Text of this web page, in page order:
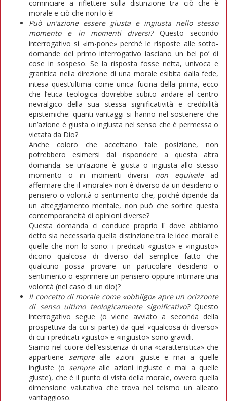
cominciare a riflettere sulla distinzione tra ciò che è
morale e ciò che non lo è!
Può un’azione essere giusta e ingiusta nello stesso
momento e in momenti diversi?Questo secondo
interrogativo si «im-pone» perché le risposte alle sotto-
domande del primo interrogativo lasciano un bel po’ di
cose in sospeso. Se la risposta fosse netta, univoca e
granitica nella direzione di una morale esibita dalla fede,
intesa quest’ultima come unica fucina della prima, ecco
che l’etica teologica dovrebbe subito andare al centro
nevralgico della sua stessa significatività e credibilità
epistemiche: quanti vantaggi si hanno nel sostenere che
un’azione è giusta o ingiusta nel senso che è permessa o
vietata da Dio?
Anche coloro che accettano tale posizione, non
potrebbero esimersi dal rispondere a questa altra
domanda: se un’azione è giusta o ingiusta allo stesso
momento o in momenti diversi non equivalead
affermare che il «morale» non è diverso da un desiderio o
pensiero o volontà o sentimento che, poiché dipende da
un atteggiamento mentale, non può che sortire questa
contemporaneità di opinioni diverse?
Questa domanda ci conduce proprio lì dove abbiamo
detto sia necessaria quella distinzione tra le idee morali e
quelle che non lo sono: i predicati «giusto» e «ingiusto»
dicono qualcosa di diverso dal semplice fatto che
qualcuno possa provare un particolare desiderio o
sentimento o esprimere un pensiero oppure intimare una
volontà (nel caso di un dio)?
Il concetto di morale come «obbligo» apre un orizzonte
di senso ultimo teologicamente significativo?Questo
interrogativo segue (o viene avviato a seconda della
prospettiva da cui si parte) da quel «qualcosa di diverso»
di cui i predicati «giusto» e «ingiusto» sono gravidi.
Siamo nel cuore dell’esistenza di una «caratteristica» che
appartiene semprealle azioni giuste e mai a quelle
ingiuste (o semprealle azioni ingiuste e mai a quelle
giuste), che è il punto di vista della morale, ovvero quella
dimensione valutativa che trova nel teismo un alleato
vantaggioso.